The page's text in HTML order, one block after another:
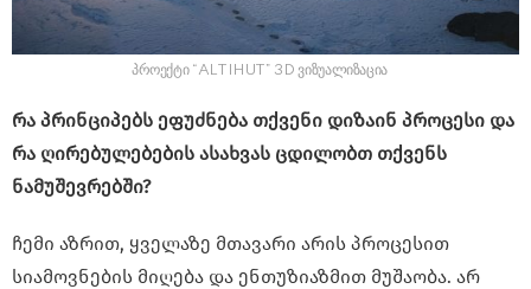
პროექტი “ALTIHUT” 3D ვიზუალიზაცია
რა პრინციპებს ეფუძნება თქვენი დიზაინ პროცესი და
რა ღირებულებების ასახვას ცდილობთ თქვენს
ნამუშევრებში?
ჩემი აზრით, ყველაზე მთავარი არის პროცესით
სიამოვნების მიღება და ენთუზიაზმით მუშაობა. არ